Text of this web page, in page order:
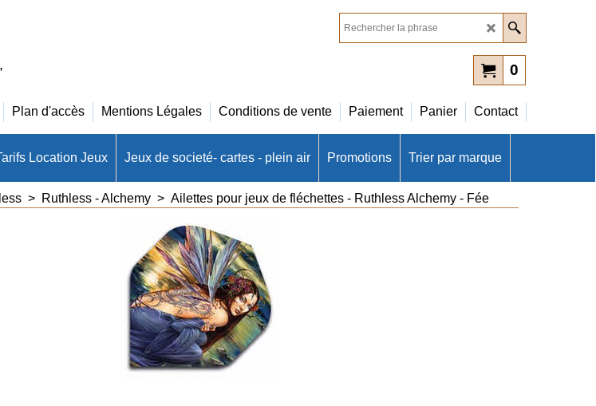
0
Plan d'accès Mentions Légales Conditions de vente Paiement Panier Contact
Location Jeux Jeux de societé- cartes - plein air Promotions Trier par marque
> Ruthless - Alchemy > Ailettes pour jeux de fléchettes - Ruthless Alchemy - Fée